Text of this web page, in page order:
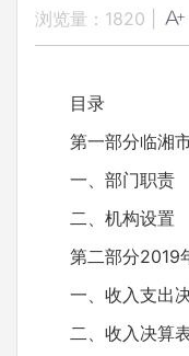
浏览量： 1820
目录
第一部分临湘
一、部门职责
二、机构设置
第二部分2019
一、收入支出
二、收入决算